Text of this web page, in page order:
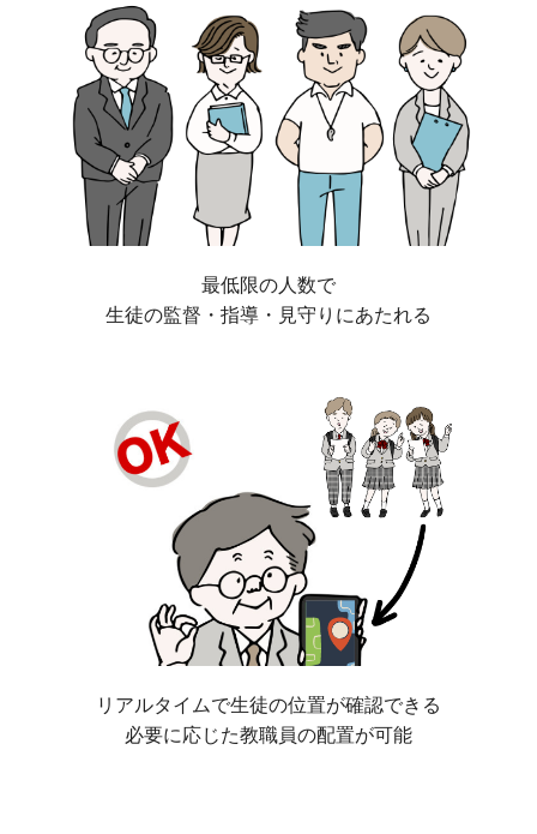
最低限の人数で
生徒の監督・指導・見守りにあたれる
リアルタイムで生徒の位置が確認できる
必要に応じた教職員の配置が可能